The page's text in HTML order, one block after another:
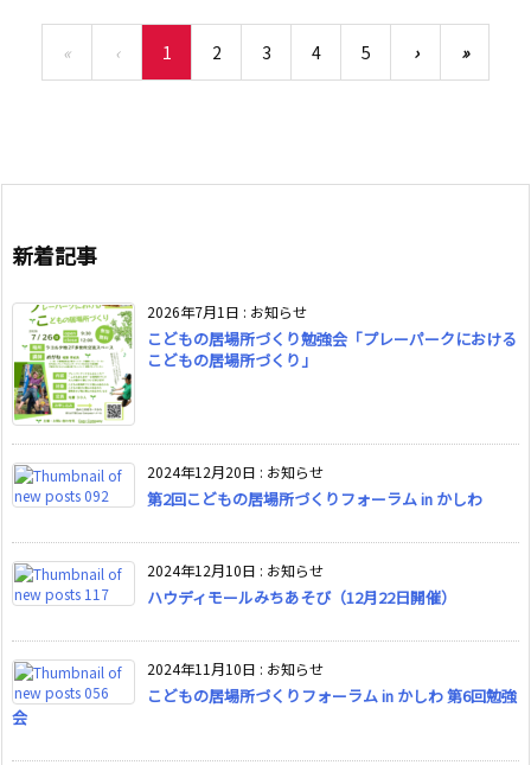
« ‹ 1 2 3 4 5 › »
新着記事
2026年7月1日 : お知らせ
こどもの居場所づくり勉強会「プレーパークにおける
こどもの居場所づくり」
2024年12月20日 : お知らせ
第2回こどもの居場所づくりフォーラム in かしわ
2024年12月10日 : お知らせ
ハウディモールみちあそび（12月22日開催）
2024年11月10日 : お知らせ
こどもの居場所づくりフォーラム in かしわ 第6回勉強
会